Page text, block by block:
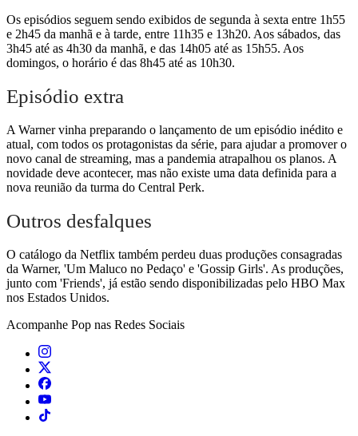
Os episódios seguem sendo exibidos de segunda à sexta entre 1h55
e 2h45 da manhã e à tarde, entre 11h35 e 13h20. Aos sábados, das
3h45 até as 4h30 da manhã, e das 14h05 até as 15h55. Aos
domingos, o horário é das 8h45 até as 10h30.
Episódio extra
A Warner vinha preparando o lançamento de um episódio inédito e
atual, com todos os protagonistas da série, para ajudar a promover o
novo canal de streaming, mas a pandemia atrapalhou os planos. A
novidade deve acontecer, mas não existe uma data definida para a
nova reunião da turma do Central Perk.
Outros desfalques
O catálogo da Netflix também perdeu duas produções consagradas
da Warner, 'Um Maluco no Pedaço' e 'Gossip Girls'. As produções,
junto com 'Friends', já estão sendo disponibilizadas pelo HBO Max
nos Estados Unidos.
Acompanhe Pop nas Redes Sociais